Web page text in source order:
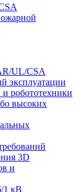
UL/CSA
эксплуатации
робототехники
высоких
3D
и
1 кВ